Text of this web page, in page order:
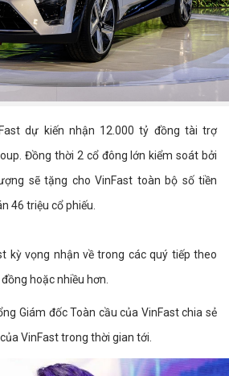
dự kiến nhận 12.000 tỷ đồng tài trợ
Đồng thời 2 cổ đông lớn kiểm soát bởi
sẽ tặng cho VinFast toàn bộ số tiền
46 triệu cổ phiếu.
kỳ vọng nhận về trong các quý tiếp theo
hoặc nhiều hơn.
Giám đốc Toàn cầu của VinFast chia sẻ
VinFast trong thời gian tới.